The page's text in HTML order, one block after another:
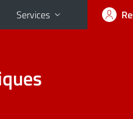
Services